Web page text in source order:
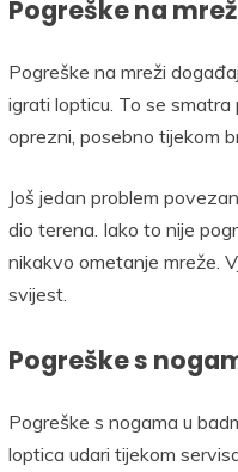
Pogreške na
Pogreške na mreži
igrati lopticu. To se
oprezni, posebno tijekom
Još jedan problem
dio terena. Iako to nije
nikakvo ometanje mreže.
svijest.
Pogreške s
Pogreške s nogama u
loptica udari tijekom